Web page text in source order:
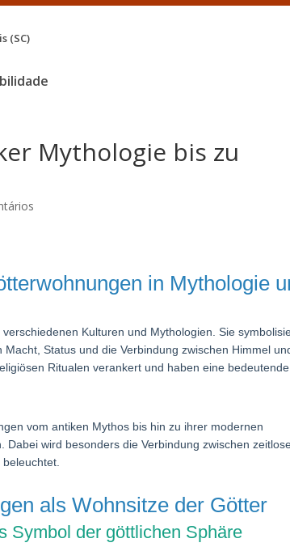
(SC)
Mythologie bis zu
in Mythologie
Kulturen und Mythologien. Sie
Status und die Verbindung zwischen Himmel
Ritualen verankert und haben eine bedeutende
vom antiken Mythos bis hin zu ihrer modernen
wird besonders die Verbindung zwischen
als Wohnsitze der Götter
Symbol der göttlichen Sphäre